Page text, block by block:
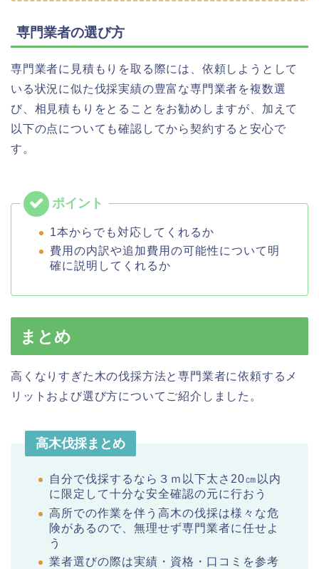
専門業者の選び方
専門業者に見積もりを取る際には、依頼しようとして
いる状況に似た伐採実績の豊富な専門業者を複数選
び、相見積もりをとることをお勧めしますが、加えて
以下の点についても確認してから契約すると安心で
す。
1本からでも対応してくれるか
費用の内訳や追加費用の可能性について明
確に説明してくれるか
まとめ
高くなりすぎた木の伐採方法と専門業者に依頼するメ
リットおよび選び方についてご紹介しました。
高木伐採まとめ
自分で伐採するなら３ｍ以下太さ20㎝以内
に限定して十分な安全確認の元に行おう
高所での作業を伴う高木の伐採は様々な危
険があるので、無理せず専門業者に任せよ
う
業者選びの際は実績・資格・口コミを参考